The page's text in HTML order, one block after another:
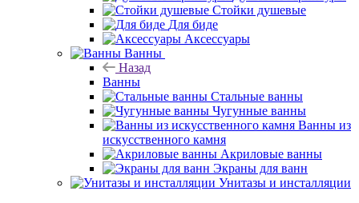
Стойки душевые
Для биде
Аксессуары
Ванны
Назад
Ванны
Стальные ванны
Чугунные ванны
Ванны из
искусственного камня
Акриловые ванны
Экраны для ванн
Унитазы и инсталляции